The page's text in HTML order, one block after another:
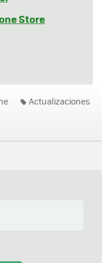
Store
Actualizaciones